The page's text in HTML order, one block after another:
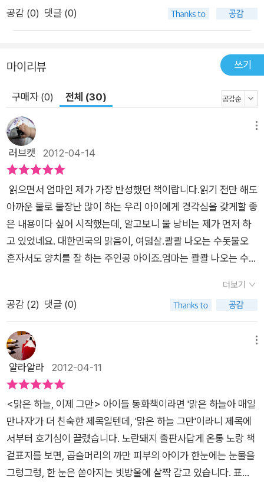
공감 (0) 댓글 (0)
마이리뷰 쓰기
구매자 (0) 전체 (30)
러브캣 2012-04-14
읽으면서 엄마인 제가 가장 반성했던 책이랍니다.읽기 전만 해도
아까운 물로 물장난 많이 하는 우리 아이에게 경각심을 갖게할 좋
은 내용이다 싶어 시작했는데, 알고보니 물 낭비는 제가 먼저 하
고 있었네요. 대한민국의 맑음이, 여덟살.콸콸 나오는 수돗물오
혼자서도 양치를 잘 하는 주인공 아이죠.엄마는 콸콸 나오는 수돗
는 콸콸 나오는 수돗물로 보물 1호 자동차를 세차하곤 흐뭇해하
신답니다. 아프리카 수단의 아리안, 여덟살.학교에 가는 대신 다
는 웅덩이까지 가요.이웃마을 아이들이 좋은 쪽에서 물을 못 뜨게
하네요.더러운 웅덩이지만, 이런 웅덩이라도 있는 것이 얼마나 감
사한지 몰라. 그리고 아리안과 다리안의 머리에 연노란 물?을 쏟
다 하고 있던 차에 다음 그림을 보고 숨이 턱 막혔답니다.집으로
가는 세시간의 긴 여행동안 다빠이라는 고마운 친구라는 이름을
붙인 기름의 오줌으로 머리를 식히는 것이었죠. 오염된 물을 마신
단짝 친구 수메른은 하늘나라로 떠나버렸어요.더러운 웅덩이물
을 깨끗이 걸러낼수도 없이 그냥 마셨던 거예요.그렇게 물이 부족
더보기
공감 (2) 댓글 (0)
얄라알라 2012-04-11
<맑은 하늘, 이제 그만> 아이들 동화책이라면 '맑은 하늘아 매일
만나자'가 더 친숙한 제목일텐데, '맑은 하늘 그만'이라니 제목에
서부터 호기심이 끌렸습니다. 노란돼지 출판사답게 온통 노랑 책
겉표지를 보면, 곱슬머리의 까만 피부의 아이가 한눈에는 눈물을
그렁그렁, 한 눈은 쏟아지는 빗방울에 살짝 감고 있습니다. 표정